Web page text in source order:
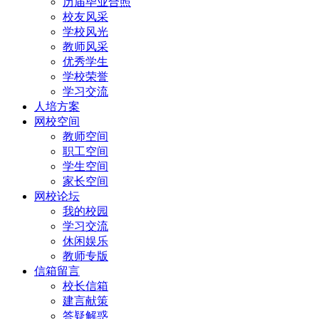
校友风采
学校风光
教师风采
优秀学生
学校荣誉
学习交流
人培方案
网校空间
教师空间
职工空间
学生空间
家长空间
网校论坛
我的校园
学习交流
休闲娱乐
教师专版
信箱留言
校长信箱
建言献策
答疑解惑